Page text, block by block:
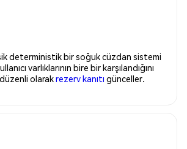
deterministik bir soğuk cüzdan sistemi
varlıklarının bire bir karşılandığını
olarakrezerv kanıtı günceller.